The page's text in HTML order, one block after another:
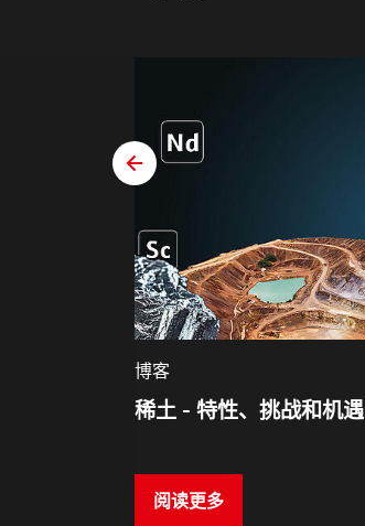
博客
稀土 - 特性、挑战和机遇
阅读更多
zurück